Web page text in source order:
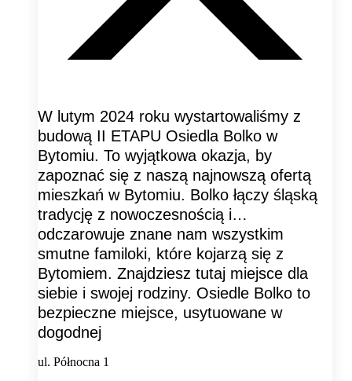
W lutym 2024 roku wystartowaliśmy z
budową II ETAPU Osiedla Bolko w
Bytomiu. To wyjątkowa okazja, by
zapoznać się z naszą najnowszą ofertą
mieszkań w Bytomiu. Bolko łączy śląską
tradycję z nowoczesnością i…
odczarowuje znane nam wszystkim
smutne familoki, które kojarzą się z
Bytomiem. Znajdziesz tutaj miejsce dla
siebie i swojej rodziny. Osiedle Bolko to
bezpieczne miejsce, usytuowane w
dogodnej
ul. Północna 1